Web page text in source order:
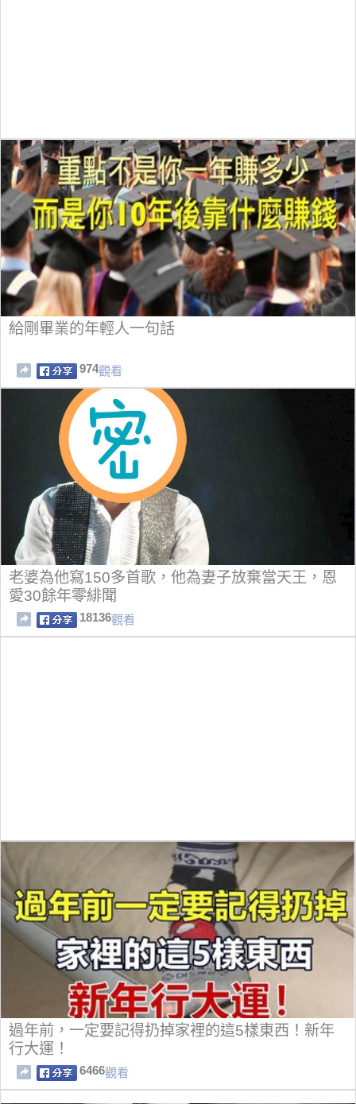
給剛畢業的年輕人一句話
974觀看
老婆為他寫150多首歌，他為妻子放棄當天王，恩
愛30餘年零緋聞
18136觀看
過年前，一定要記得扔掉家裡的這5樣東西！新年
行大運！
6466觀看